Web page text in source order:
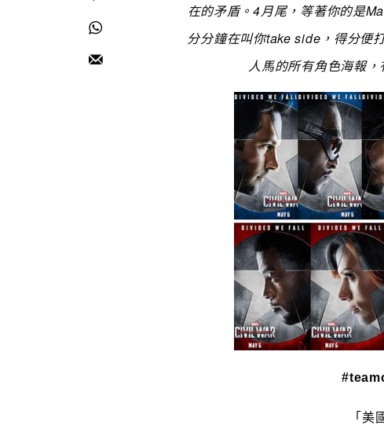
在的矛盾。4月尾，等著你的是
分分鐘在叫你take side，得分便
人馬的所有角色海報
「美